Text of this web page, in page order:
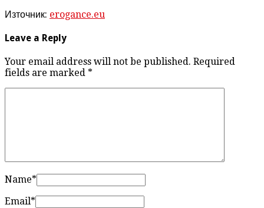
Източник: erogance.eu
Leave a Reply
Your email address will not be published. Required
fields are marked *
Name*
Email*